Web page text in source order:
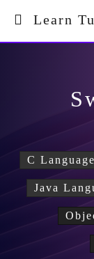
Learn
C Language
Java